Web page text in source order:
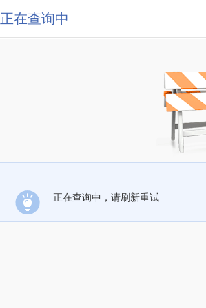
正在查询中
正在查询中，请刷新重试